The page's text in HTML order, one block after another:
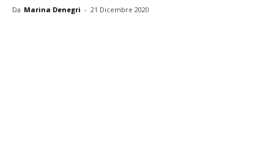
Da Marina Denegri - 21 Dicembre 2020